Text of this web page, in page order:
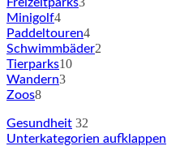
Minigolf4
Paddeltouren4
Schwimmbäder2
Tierparks10
Wandern3
Zoos8
Gesundheit 32
Unterkategorien aufklappen